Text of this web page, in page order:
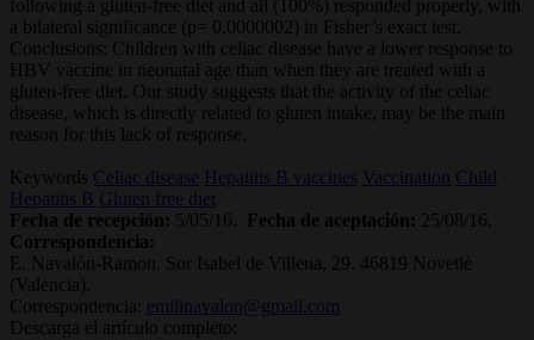
following a gluten-free diet and all (100%) responded properly, with
a bilateral significance (p= 0.0000002) in Fisher’s exact test.
Conclusions: Children with celiac disease have a lower response to
HBV vaccine in neonatal age than when they are treated with a
gluten-free diet. Our study suggests that the activity of the celiac
disease, which is directly related to gluten intake, may be the main
reason for this lack of response.
Keywords Celiac disease Hepatitis B vaccines Vaccination
Child
Hepatitis B Gluten free diet
Fecha de recepción: 5/05/16. Fecha de aceptación:
25/08/16.
Correspondencia:
E. Navalón-Ramon. Sor Isabel de Villena, 29. 46819 Novetlè
(Valencia).
Correspondencia: emilinavalon@gmail.com
Descarga el artículo completo: